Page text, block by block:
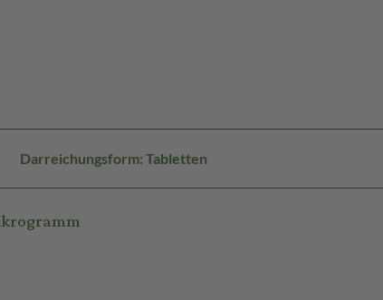
Darreichungsform: Tabletten